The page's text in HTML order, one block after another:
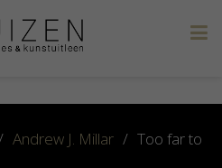
Andrew J. Millar / Too far to